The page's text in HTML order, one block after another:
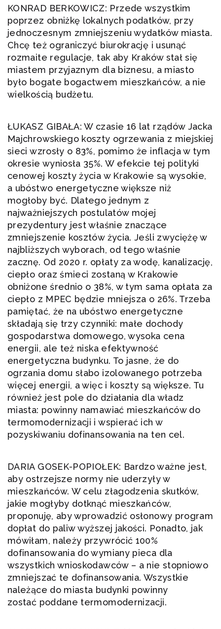
KONRAD BERKOWICZ: Przede wszystkim
poprzez obniżkę lokalnych podatków, przy
jednoczesnym zmniejszeniu wydatków miasta.
Chcę też ograniczyć biurokrację i usunąć
rozmaite regulacje, tak aby Kraków stał się
miastem przyjaznym dla biznesu, a miasto
było bogate bogactwem mieszkańców, a nie
wielkością budżetu.
ŁUKASZ GIBAŁA: W czasie 16 lat rządów Jacka
Majchrowskiego koszty ogrzewania z miejskiej
sieci wzrosły o 83%, pomimo że inflacja w tym
okresie wyniosła 35%. W efekcie tej polityki
cenowej koszty życia w Krakowie są wysokie,
a ubóstwo energetyczne większe niż
mogłoby być. Dlatego jednym z
najważniejszych postulatów mojej
prezydentury jest właśnie znaczące
zmniejszenie kosztów życia. Jeśli zwyciężę w
najbliższych wyborach, od tego właśnie
zacznę. Od 2020 r. opłaty za wodę, kanalizację,
ciepło oraz śmieci zostaną w Krakowie
obniżone średnio o 38%, w tym sama opłata za
ciepło z MPEC będzie mniejsza o 26%. Trzeba
pamiętać, że na ubóstwo energetyczne
składają się trzy czynniki: małe dochody
gospodarstwa domowego, wysoka cena
energii, ale też niska efektywność
energetyczna budynku. To jasne, że do
ogrzania domu słabo izolowanego potrzeba
więcej energii, a więc i koszty są większe. Tu
również jest pole do działania dla władz
miasta: powinny namawiać mieszkańców do
termomodernizacji i wspierać ich w
pozyskiwaniu dofinansowania na ten cel.
DARIA GOSEK-POPIOŁEK: Bardzo ważne jest,
aby ostrzejsze normy nie uderzyły w
mieszkańców. W celu złagodzenia skutków,
jakie mogłyby dotknąć mieszkańców,
proponuję, aby wprowadzić osłonowy program
dopłat do paliw wyższej jakości. Ponadto, jak
mówiłam, należy przywrócić 100%
dofinansowania do wymiany pieca dla
wszystkich wnioskodawców – a nie stopniowo
zmniejszać te dofinansowania. Wszystkie
należące do miasta budynki powinny
zostać poddane termomodernizacji.